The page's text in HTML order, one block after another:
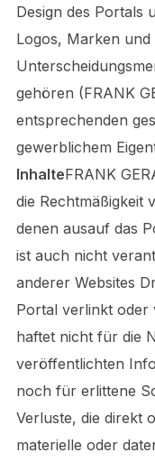
Design des Portals
Logos, Marken und
gehören (FRANK
entsprechenden
gewerblichem
InhalteFRANK
die Rechtmäßigkeit
denen ausauf das
ist auch nicht
anderer Websites
Portal verlinkt oder
haftet nicht für die
veröffentlichten
noch für erlittene
Verluste, die direkt
materielle oder